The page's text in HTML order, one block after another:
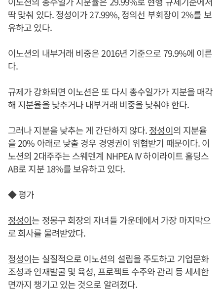
딱 맞춰 있다.정성이가 27.99%, 정의선 부회장이 2%를 보
유하고 있다.
이노션의 내부거래 비중은 2016년 기준으로 79.9%에 이른
다.
규제가 강화되면 이노션은 또 다시 총수일가가 지분을 매각
해 지분율을 낮추거나 내부거래 비중을 낮춰야 한다.
그러나 지분을 낮추는 게 간단하지 않다.정성이의 지분율
을 20% 아래로 낮출 경우 경영권이 위협받기 때문이다. 이
노션의 2대주주는 스웨덴계 NHPEA IV 하이라이트 홀딩스
AB로 지분 18%를 보유하고 있다.
◆ 평가
정성이는 정몽구 회장의 자녀들 가운데에서 가장 마지막으
로 회사를 물려받았다.
정성이는 실질적으로 이노션의 설립을 주도하고 기업문화
조성과 인재발굴 및 육성, 프로젝트 수주와 관리 등 세세한
면까지 챙기고 있는 것으로 알려졌다.